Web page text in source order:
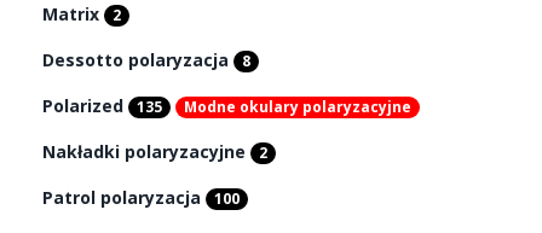
Matrix 2
Dessotto polaryzacja 8
Polarized 135 Modne okulary polaryzacyjne
Nakładki polaryzacyjne 2
Patrol polaryzacja 100